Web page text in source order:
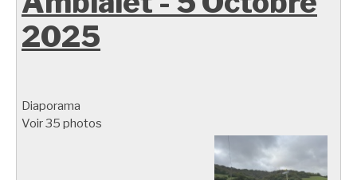
2025
Diaporama
Voir 35 photos